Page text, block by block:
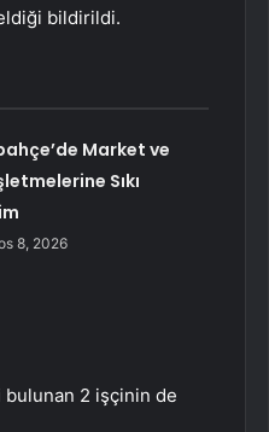
bildirildi.
Market ve
Sıkı
8, 2026
bulunan 2 işçinin de